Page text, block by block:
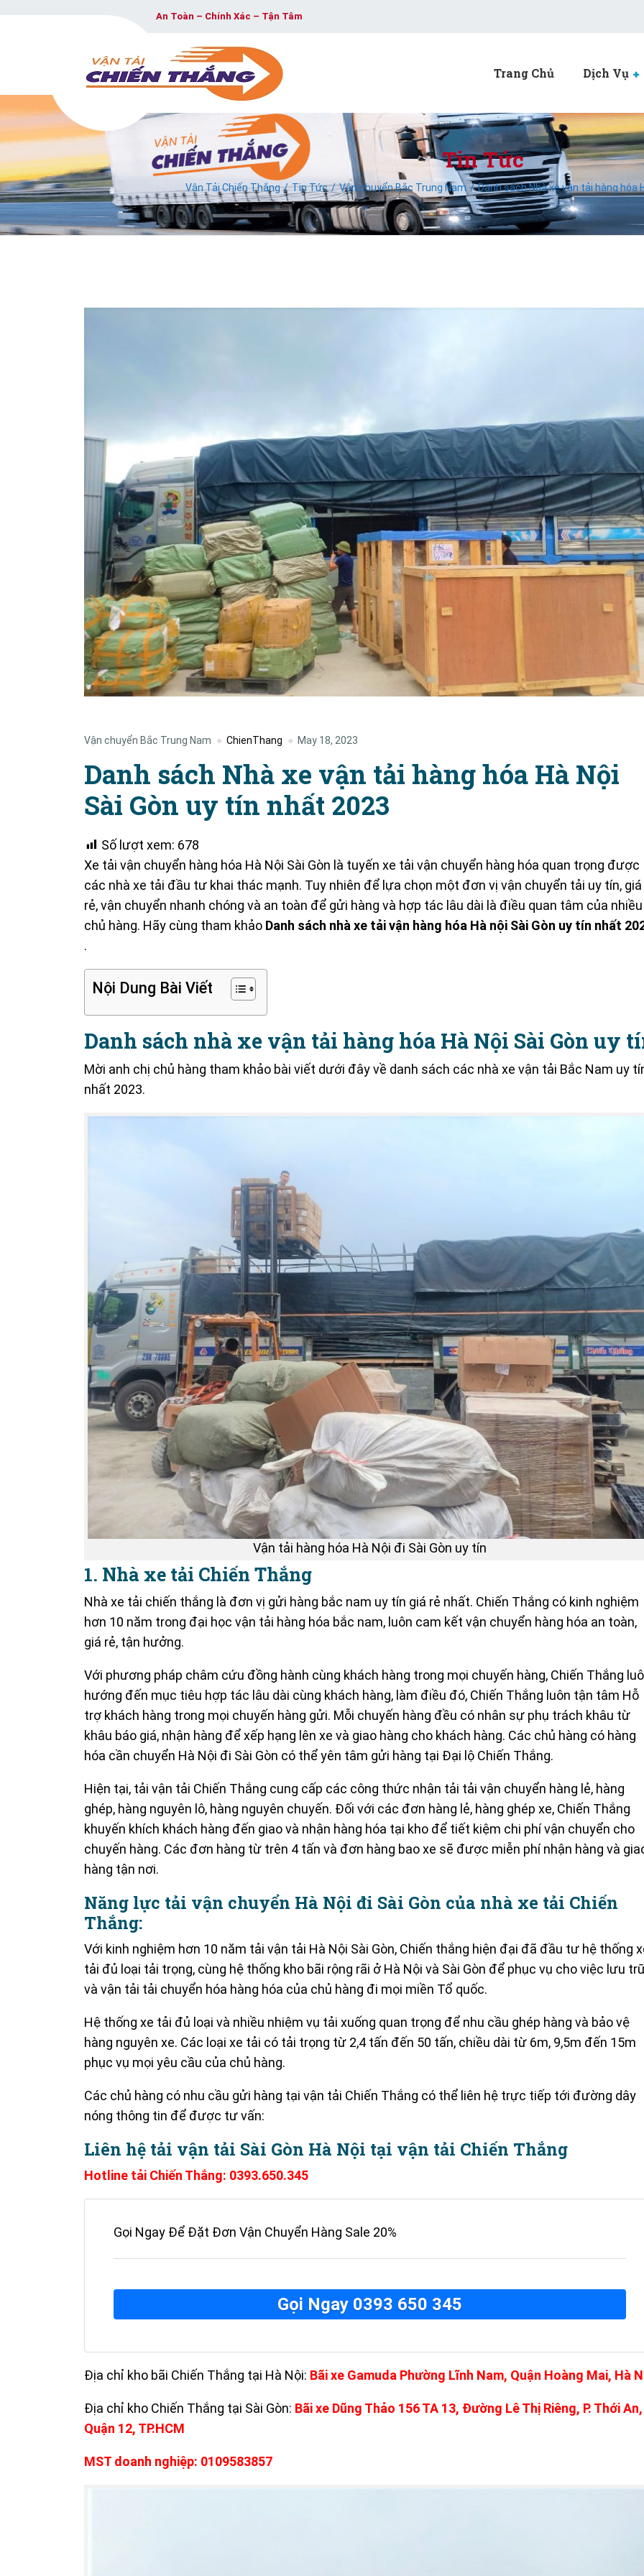
An Toàn – Chính Xác – Tận Tâm
Trang Chủ Dịch Vụ
Tin Tức
Vận Tải Chiến Thắng Tin Tức Vận chuyển Bắc Trung Nam Danh sách Nhà xe vận tải hàng hóa
Vận chuyển Bắc Trung Nam ChienThang May 18, 2023
Danh sách Nhà xe vận tải hàng hóa Hà Nội
Sài Gòn uy tín nhất 2023
Số lượt xem: 678
Xe tải vận chuyển hàng hóa Hà Nội Sài Gòn là tuyến xe tải vận chuyển hàng hóa quan trọng được
các nhà xe tải đầu tư khai thác mạnh. Tuy nhiên để lựa chọn một đơn vị vận chuyển tải uy tín, giá
rẻ, vận chuyển nhanh chóng và an toàn để gửi hàng và hợp tác lâu dài là điều quan tâm của nhiều
chủ hàng. Hãy cùng tham khảo Danh sách nhà xe tải vận hàng hóa Hà nội Sài Gòn uy tín nhất
.
Nội Dung Bài Viết
Danh sách nhà xe vận tải hàng hóa Hà Nội Sài Gòn uy
Mời anh chị chủ hàng tham khảo bài viết dưới đây về danh sách các nhà xe vận tải Bắc Nam uy
nhất 2023.
Vận tải hàng hóa Hà Nội đi Sài Gòn uy tín
1. Nhà xe tải Chiến Thắng
Nhà xe tải chiến thắng là đơn vị gửi hàng bắc nam uy tín giá rẻ nhất. Chiến Thắng có kinh nghiệm
hơn 10 năm trong đại học vận tải hàng hóa bắc nam, luôn cam kết vận chuyển hàng hóa an toàn,
giá rẻ, tận hưởng.
Với phương pháp châm cứu đồng hành cùng khách hàng trong mọi chuyến hàng, Chiến Thắng
hướng đến mục tiêu hợp tác lâu dài cùng khách hàng, làm điều đó, Chiến Thắng luôn tận tâm Hỗ
trợ khách hàng trong mọi chuyến hàng gửi. Mỗi chuyến hàng đều có nhân sự phụ trách khâu từ
khâu báo giá, nhận hàng để xếp hạng lên xe và giao hàng cho khách hàng. Các chủ hàng có hàng
hóa cần chuyển Hà Nội đi Sài Gòn có thể yên tâm gửi hàng tại Đại lộ Chiến Thắng.
Hiện tại, tải vận tải Chiến Thắng cung cấp các công thức nhận tải tải vận chuyển hàng lẻ, hàng
ghép, hàng nguyên lô, hàng nguyên chuyến. Đối với các đơn hàng lẻ, hàng ghép xe, Chiến Thắng
khuyến khích khách hàng đến giao và nhận hàng hóa tại kho để tiết kiệm chi phí vận chuyển cho
chuyến hàng. Các đơn hàng từ trên 4 tấn và đơn hàng bao xe sẽ được miễn phí nhận hàng và
hàng tận nơi.
Năng lực tải vận chuyển Hà Nội đi Sài Gòn của nhà xe tải Chiến
Thắng:
Với kinh nghiệm hơn 10 năm tải vận tải Hà Nội Sài Gòn, Chiến thắng hiện đại đã đầu tư hệ thống
tải đủ loại tải trọng, cùng hệ thống kho bãi rộng rãi ở Hà Nội và Sài Gòn để phục vụ cho việc lưu
và vận tải tải chuyển hóa hàng hóa của chủ hàng đi mọi miền Tổ quốc.
Hệ thống xe tải đủ loại và nhiều nhiệm vụ tải xuống quan trọng để nhu cầu ghép hàng và bảo vệ
hàng nguyên xe. Các loại xe tải có tải trọng từ 2,4 tấn đến 50 tấn, chiều dài từ 6m, 9,5m đến 15m
phục vụ mọi yêu cầu của chủ hàng.
Các chủ hàng có nhu cầu gửi hàng tại vận tải Chiến Thắng có thể liên hệ trực tiếp tới đường dây
nóng thông tin để được tư vấn:
Liên hệ tải vận tải Sài Gòn Hà Nội tại vận tải Chiến Thắng
Hotline tải Chiến Thắng: 0393.650.345
Gọi Ngay Để Đặt Đơn Vận Chuyển Hàng Sale 20%
Gọi Ngay 0393 650 345
Địa chỉ kho bãi Chiến Thắng tại Hà Nội: Bãi xe Gamuda Phường Lĩnh Nam, Quận Hoàng Mai, Hà
Địa chỉ kho Chiến Thắng tại Sài Gòn: Bãi xe Dũng Thảo 156 TA 13, Đường Lê Thị Riêng, P. Thới An,
Quận 12, TP.HCM
MST doanh nghiệp: 0109583857